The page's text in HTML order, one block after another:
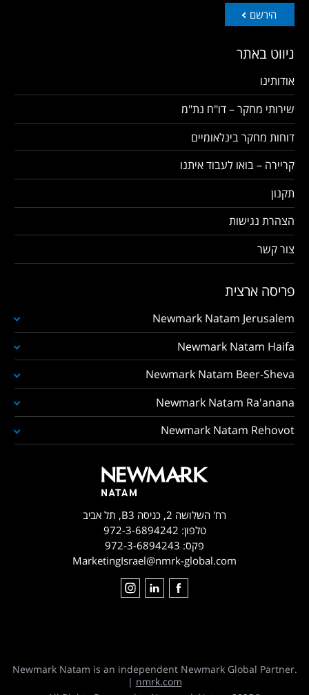
הירשם
ניווט באתר
אודותינו
שירותי מחקר – דו"ח נת"מ
דוחות מחקר בינלאומיים
קריירה – בואו לעבוד איתנו
תקנון
הצהרת נגישות
צור קשר
פריסה ארצית
Newmark Natam Jerusalem
Newmark Natam Haifa
Newmark Natam Beer-Sheva
Newmark Natam Ra'anana
Newmark Natam Rehovot
רח' השלושה 2, כניסה B3, תל אביב
טלפון: 972-3-6894242
פקס: 972-3-6894243
MarketingIsrael@nmrk-global.com
Newmark Natam is an independent Newmark Global Partner.
| nmrk.com